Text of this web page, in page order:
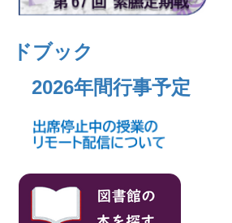
ドブック
2026年間行事予定